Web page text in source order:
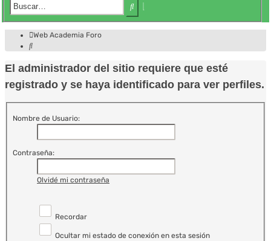
Buscar
Web Academia Foro
Buscar
El administrador del sitio requiere que esté
registrado y se haya identificado para ver perfiles.
Nombre de Usuario:
Contraseña:
Olvidé mi contraseña
Recordar
Ocultar mi estado de conexión en esta sesión